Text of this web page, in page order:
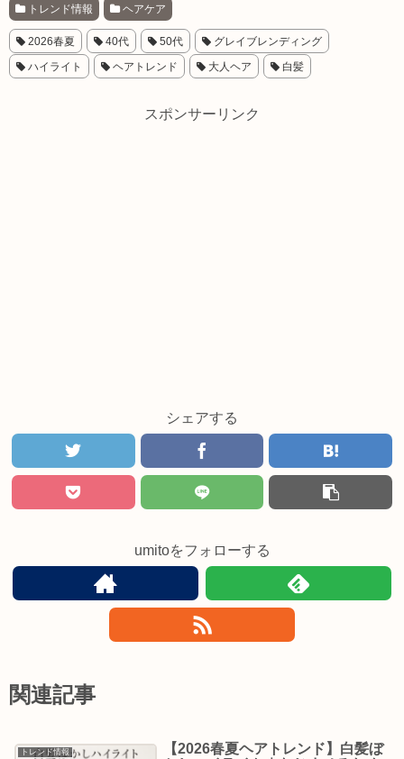
トレンド情報 ヘアケア
2026春夏 40代 50代
グレイブレンディング
ハイライト
ヘアトレンド 大人ヘア 白髪
スポンサーリンク
シェアする
umitoをフォローする
関連記事
トレンド情報
【2026春夏ヘアトレンド】白髪ぼ